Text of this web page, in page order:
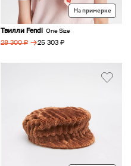
На примерке
Твилли Fendi One Size
28 300 ₽ → 25 303 ₽